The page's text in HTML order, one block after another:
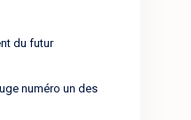
du futur
numéro un des